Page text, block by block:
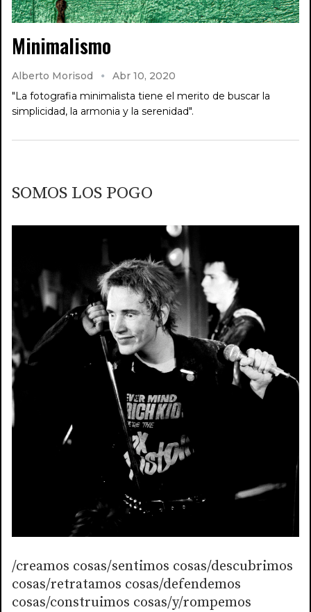
Minimalismo
Alberto Morisod
Abr 10, 2020
"La fotografia minimalista tiene el merito de buscar la
simplicidad, la armonia y la serenidad".
SOMOS LOS POGO
/creamos cosas/sentimos cosas/descubrimos
cosas/retratamos cosas/defendemos
cosas/construimos cosas/y/rompemos